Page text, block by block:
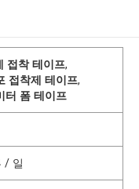
접착 테이프,
접착제 테이프,
터 폼 테이프
/ 일